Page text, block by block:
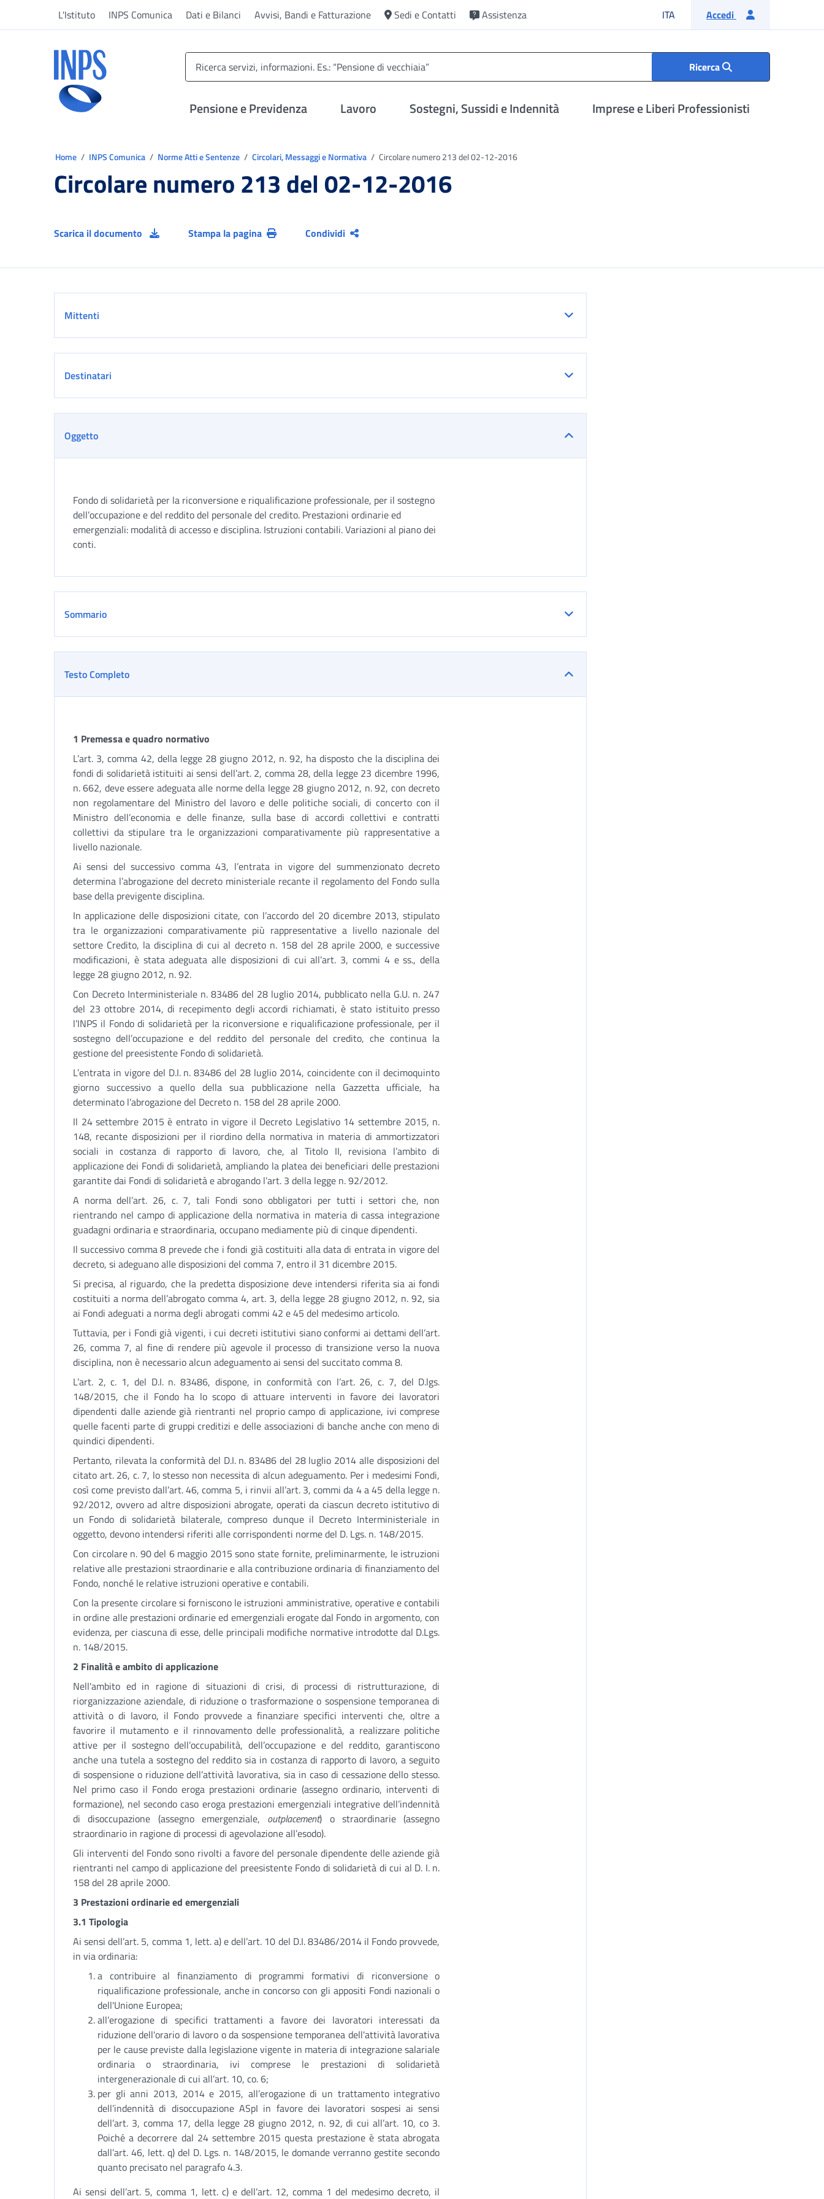
L'Istituto INPS Comunica Dati e Bilanci Avvisi, Bandi e Fatturazione Sedi e Contatti Assistenza ITA Lingua italiana
Accedi
Ricerca
Pensione e Previdenza Lavoro Sostegni, Sussidi e Indennità Imprese e Liberi Professionisti
Home INPS Comunica Norme Atti e Sentenze Circolari, Messaggi e Normativa Circolare numero 213 del 02-12-2016
Circolare numero 213 del 02-12-2016
Scarica il documento Stampa la pagina Condividi
Mittenti
Destinatari
Oggetto
Fondo di solidarietà per la riconversione e riqualificazione professionale, per il sostegno
dell’occupazione e del reddito del personale del credito. Prestazioni ordinarie ed
emergenziali: modalità di accesso e disciplina. Istruzioni contabili. Variazioni al piano dei
conti.
Sommario
Testo Completo
1 Premessa e quadro normativo
L’art. 3, comma 42, della legge 28 giugno 2012, n. 92, ha disposto che la disciplina dei
fondi di solidarietà istituiti ai sensi dell’art. 2, comma 28, della legge 23 dicembre 1996,
n. 662, deve essere adeguata alle norme della legge 28 giugno 2012, n. 92, con decreto
non regolamentare del Ministro del lavoro e delle politiche sociali, di concerto con il
Ministro dell’economia e delle finanze, sulla base di accordi collettivi e contratti
collettivi da stipulare tra le organizzazioni comparativamente più rappresentative a
livello nazionale.
Ai sensi del successivo comma 43, l’entrata in vigore del summenzionato decreto
determina l’abrogazione del decreto ministeriale recante il regolamento del Fondo sulla
base della previgente disciplina.
In applicazione delle disposizioni citate, con l’accordo del 20 dicembre 2013, stipulato
tra le organizzazioni comparativamente più rappresentative a livello nazionale del
settore Credito, la disciplina di cui al decreto n. 158 del 28 aprile 2000, e successive
modificazioni, è stata adeguata alle disposizioni di cui all’art. 3, commi 4 e ss., della
legge 28 giugno 2012, n. 92.
Con Decreto Interministeriale n. 83486 del 28 luglio 2014, pubblicato nella G.U. n. 247
del 23 ottobre 2014, di recepimento degli accordi richiamati, è stato istituito presso
l’INPS il Fondo di solidarietà per la riconversione e riqualificazione professionale, per il
sostegno dell’occupazione e del reddito del personale del credito, che continua la
gestione del preesistente Fondo di solidarietà.
L’entrata in vigore del D.I. n. 83486 del 28 luglio 2014, coincidente con il decimoquinto
giorno successivo a quello della sua pubblicazione nella Gazzetta ufficiale, ha
determinato l’abrogazione del Decreto n. 158 del 28 aprile 2000.
Il 24 settembre 2015 è entrato in vigore il Decreto Legislativo 14 settembre 2015, n.
148, recante disposizioni per il riordino della normativa in materia di ammortizzatori
sociali in costanza di rapporto di lavoro, che, al Titolo II, revisiona l’ambito di
applicazione dei Fondi di solidarietà, ampliando la platea dei beneficiari delle prestazioni
garantite dai Fondi di solidarietà e abrogando l’art. 3 della legge n. 92/2012.
A norma dell’art. 26, c. 7, tali Fondi sono obbligatori per tutti i settori che, non
rientrando nel campo di applicazione della normativa in materia di cassa integrazione
guadagni ordinaria e straordinaria, occupano mediamente più di cinque dipendenti.
Il successivo comma 8 prevede che i fondi già costituiti alla data di entrata in vigore del
decreto, si adeguano alle disposizioni del comma 7, entro il 31 dicembre 2015.
Si precisa, al riguardo, che la predetta disposizione deve intendersi riferita sia ai fondi
costituiti a norma dell’abrogato comma 4, art. 3, della legge 28 giugno 2012, n. 92, sia
ai Fondi adeguati a norma degli abrogati commi 42 e 45 del medesimo articolo.
Tuttavia, per i Fondi già vigenti, i cui decreti istitutivi siano conformi ai dettami dell’art.
26, comma 7, al fine di rendere più agevole il processo di transizione verso la nuova
disciplina, non è necessario alcun adeguamento ai sensi del succitato comma 8.
L’art. 2, c. 1, del D.I. n. 83486, dispone, in conformità con l’art. 26, c. 7, del D.lgs.
148/2015, che il Fondo ha lo scopo di attuare interventi in favore dei lavoratori
dipendenti dalle aziende già rientranti nel proprio campo di applicazione, ivi comprese
quelle facenti parte di gruppi creditizi e delle associazioni di banche anche con meno di
quindici dipendenti.
Pertanto, rilevata la conformità del D.I. n. 83486 del 28 luglio 2014 alle disposizioni del
citato art. 26, c. 7, lo stesso non necessita di alcun adeguamento. Per i medesimi Fondi,
così come previsto dall’art. 46, comma 5, i rinvii all’art. 3, commi da 4 a 45 della legge n.
92/2012, ovvero ad altre disposizioni abrogate, operati da ciascun decreto istitutivo di
un Fondo di solidarietà bilaterale, compreso dunque il Decreto Interministeriale in
oggetto, devono intendersi riferiti alle corrispondenti norme del D. Lgs. n. 148/2015.
Con circolare n. 90 del 6 maggio 2015 sono state fornite, preliminarmente, le istruzioni
relative alle prestazioni straordinarie e alla contribuzione ordinaria di finanziamento del
Fondo, nonché le relative istruzioni operative e contabili.
Con la presente circolare si forniscono le istruzioni amministrative, operative e contabili
in ordine alle prestazioni ordinarie ed emergenziali erogate dal Fondo in argomento, con
evidenza, per ciascuna di esse, delle principali modifiche normative introdotte dal D.Lgs.
n. 148/2015.
2 Finalità e ambito di applicazione
Nell'ambito ed in ragione di situazioni di crisi, di processi di ristrutturazione, di
riorganizzazione aziendale, di riduzione o trasformazione o sospensione temporanea di
attività o di lavoro, il Fondo provvede a finanziare specifici interventi che, oltre a
favorire il mutamento e il rinnovamento delle professionalità, a realizzare politiche
attive per il sostegno dell’occupabilità, dell’occupazione e del reddito, garantiscono
anche una tutela a sostegno del reddito sia in costanza di rapporto di lavoro, a seguito
di sospensione o riduzione dell’attività lavorativa, sia in caso di cessazione dello stesso.
Nel primo caso il Fondo eroga prestazioni ordinarie (assegno ordinario, interventi di
formazione), nel secondo caso eroga prestazioni emergenziali integrative dell’indennità
di disoccupazione (assegno emergenziale, outplacement) o straordinarie (assegno
straordinario in ragione di processi di agevolazione all’esodo).
Gli interventi del Fondo sono rivolti a favore del personale dipendente delle aziende già
rientranti nel campo di applicazione del preesistente Fondo di solidarietà di cui al D. I. n.
158 del 28 aprile 2000.
3 Prestazioni ordinarie ed emergenziali
3.1 Tipologia
Ai sensi dell’art. 5, comma 1, lett. a) e dell’art. 10 del D.I. 83486/2014 il Fondo provvede,
in via ordinaria:
a contribuire al finanziamento di programmi formativi di riconversione o
riqualificazione professionale, anche in concorso con gli appositi Fondi nazionali o
dell'Unione Europea;
all’erogazione di specifici trattamenti a favore dei lavoratori interessati da
riduzione dell'orario di lavoro o da sospensione temporanea dell'attività lavorativa
per le cause previste dalla legislazione vigente in materia di integrazione salariale
ordinaria o straordinaria, ivi comprese le prestazioni di solidarietà
intergenerazionale di cui all’art. 10, co. 6;
per gli anni 2013, 2014 e 2015, all’erogazione di un trattamento integrativo
dell’indennità di disoccupazione ASpI in favore dei lavoratori sospesi ai sensi
dell’art. 3, comma 17, della legge 28 giugno 2012, n. 92, di cui all’art. 10, co 3.
Poiché a decorrere dal 24 settembre 2015 questa prestazione è stata abrogata
dall’art. 46, lett. q) del D. Lgs. n. 148/2015, le domande verranno gestite secondo
quanto precisato nel paragrafo 4.3.
Ai sensi dell’art. 5, comma 1, lett. c) e dell’art. 12, comma 1 del medesimo decreto, il